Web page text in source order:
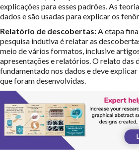
explicações para esses padrões. As
dados e são usadas para explicar os
Relatório de descobertas:A etapa
pesquisa indutiva é relatar as
meio de vários formatos, inclusive
apresentações e relatórios. O relato das
fundamentado nos dados e deve
que foram desenvolvidas.